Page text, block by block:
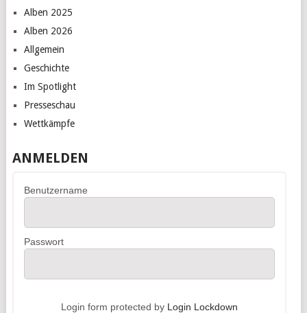
Alben 2025
Alben 2026
Allgemein
Geschichte
Im Spotlight
Presseschau
Wettkämpfe
ANMELDEN
Benutzername
Passwort
Login form protected by Login Lockdown